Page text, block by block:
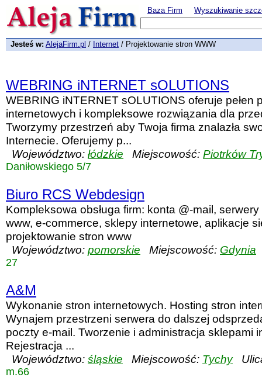
Baza Firm Wyszukiwanie
Jesteś w: AlejaFirm.pl / Internet / Projektowanie stron WWW
WEBRING iNTERNET sOLUTIONS
WEBRING iNTERNET sOLUTIONS oferuje pełen
internetowych i kompleksowe rozwiązania dla
Tworzymy przestrzeń aby Twoja firma znalazła
Internecie. Oferujemy p...
Województwo: łódzkie Miejscowość: Piotrków
Daniłowskiego 5/7
Biuro RCS Webdesign
Kompleksowa obsługa firm: konta @-mail,
www, e-commerce, sklepy internetowe, aplikacje
projektowanie stron www
Województwo: pomorskie Miejscowość: Gdynia
27
A&M
Wykonanie stron internetowych. Hosting stron
Wynajem przestrzeni serwera do dalszej
poczty e-mail. Tworzenie i administracja sklepami
Rejestracja ...
Województwo: śląskie Miejscowość: Tychy
m.66